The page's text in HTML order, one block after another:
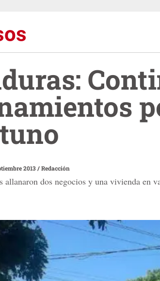
2013/Redacción
allanaron dos negocios y una vivienda en